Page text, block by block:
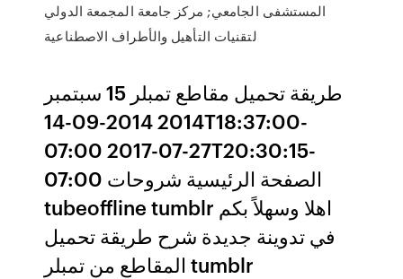
المستشفى الجامعي; مركز جامعة المجمعة الدولي
لتقنيات التأهيل والأطراف الاصطناعية
طريقة تحميل مقاطع تمبلر 15 سبتمبر
2014 2014-09-14T18:37:00-
07:00 2017-07-27T20:30:15-
07:00 الصفحة الرئيسية شروحات
tubeoffline tumblr اهلا وسهلاً بكم
في تدوينة جديدة شرح طريقة تحميل
المقاطع من تمبلر tumblr